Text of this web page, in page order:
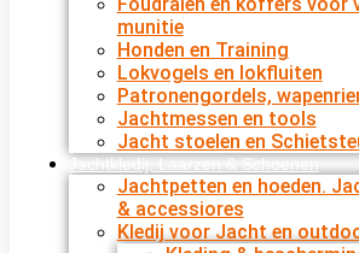
munitie
Honden en Training
Lokvogels en lokfluiten
Patronengordels,
Jachtmessen en tools
Jacht stoelen en
Jachtkledij, Laarzen & Schoenen
Jachtpetten en hoeden.
& accessiores
Kledij voor Jacht en